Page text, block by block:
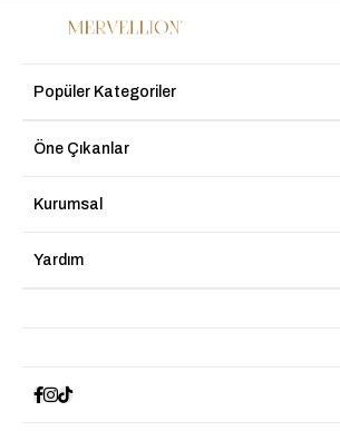
Popüler Kategoriler
Öne Çıkanlar
Kurumsal
Yardım